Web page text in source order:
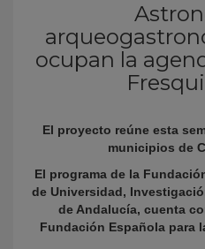
ocupan la
El proyecto reúne esta
municipios de
El programa de la
de Universidad,
de Andalucía, cuenta
Fundación Española para